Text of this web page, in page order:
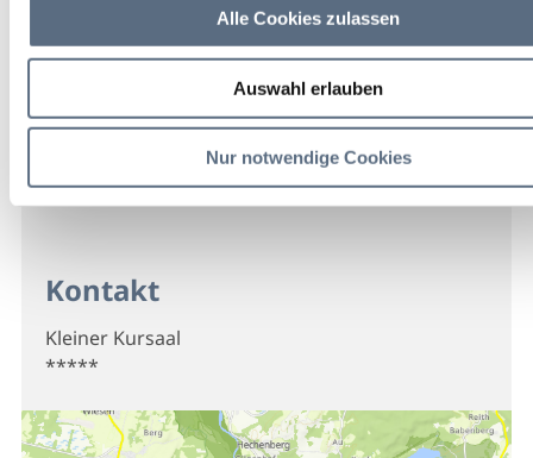
Alle Cookies zulassen
Auswahl erlauben
Nur notwendige Cookies
Kontakt
Kleiner Kursaal
*****